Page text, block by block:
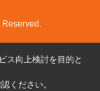
Reserved.
ス向上検討を目的と
ください。